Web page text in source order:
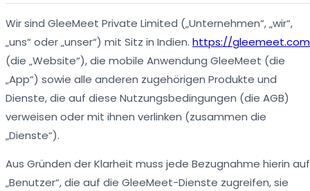
Wir sind GleeMeet Private Limited („Unternehmen“, „wir“,
„uns“ oder „unser“) mit Sitz in Indien. https://gleemeet.com
(die „Website“), die mobile Anwendung GleeMeet (die
„App“) sowie alle anderen zugehörigen Produkte und
Dienste, die auf diese Nutzungsbedingungen (die AGB)
verweisen oder mit ihnen verlinken (zusammen die
„Dienste“).
Aus Gründen der Klarheit muss jede Bezugnahme hierin auf
„Benutzer“, die auf die GleeMeet-Dienste zugreifen, sie